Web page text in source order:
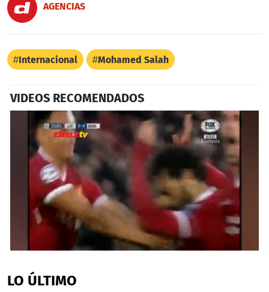
AGENCIAS
Internacional Mohamed Salah
VIDEOS RECOMENDADOS
of
2
LO ÚLTIMO